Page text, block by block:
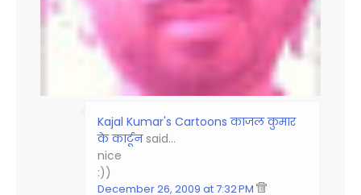
Kajal Kumar's Cartoons काजल कुमार
के कार्टूनsaid…
nice
:))
December 26, 2009 at 7:32 PM